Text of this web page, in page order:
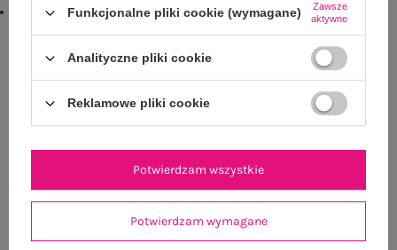
#cechy dodatkowe:
Rozmiar: One size
Centrum Logistyczne Nadarzyn
Dostępny
NEWSLETTER
Funkcjonalne pliki cookie (wymagane)
Zawsze
aktywne
Analityczne pliki cookie
Reklamowe pliki cookie
Potwierdzam wymagane
Potwierdzam wszystkie